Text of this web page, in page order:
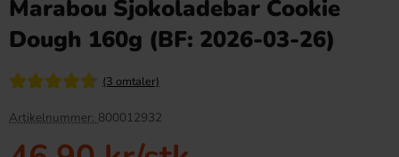
23.90 kr
Marabou Sjokoladebar Cookie
Dough 160g (BF: 2026-03-26)
(3 omtaler)
Artikelnummer: 800012932